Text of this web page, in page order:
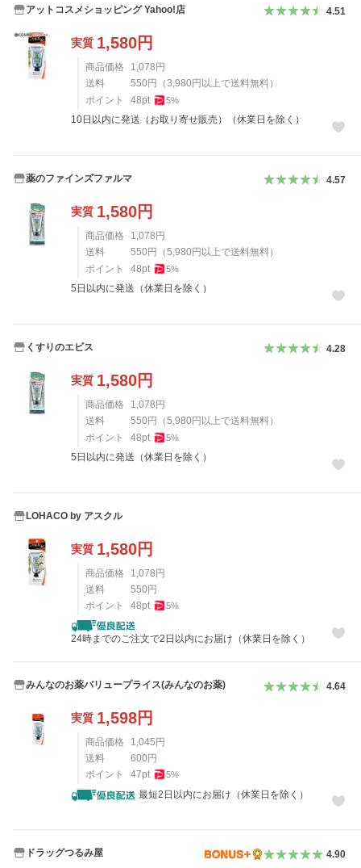
アットコスメショッピング Yahoo!店 4.51
実質 1,580円
商品価格 1,078円
送料
550円 （3,980円以上で送料無料）
ポイント
48pt 5%
10日以内に発送（お取り寄せ販売）（休業日を除く）
薬のファインズファルマ 4.57
実質 1,580円
商品価格 1,078円
送料
550円 （5,980円以上で送料無料）
ポイント
48pt 5%
5日以内に発送（休業日を除く）
くすりのエビス 4.28
実質 1,580円
商品価格 1,078円
送料
550円 （5,980円以上で送料無料）
ポイント
48pt 5%
5日以内に発送（休業日を除く）
LOHACO by アスクル
実質 1,580円
商品価格 1,078円
送料
550円
ポイント
48pt 5%
24時までのご注文で2日以内にお届け（休業日を除く）
みんなのお薬バリュープライス(みんなのお薬) 4.64
実質 1,598円
商品価格 1,045 円
送料
600 円
ポイント
47pt 5%
最短2日以内にお届け（休業日を除く）
ドラッグつるみ屋 4.90